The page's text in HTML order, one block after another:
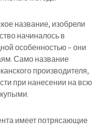
название, изобрели
начиналось в
особенностью – они
Само название
производителя,
при нанесении на всю
имеет потрясающие